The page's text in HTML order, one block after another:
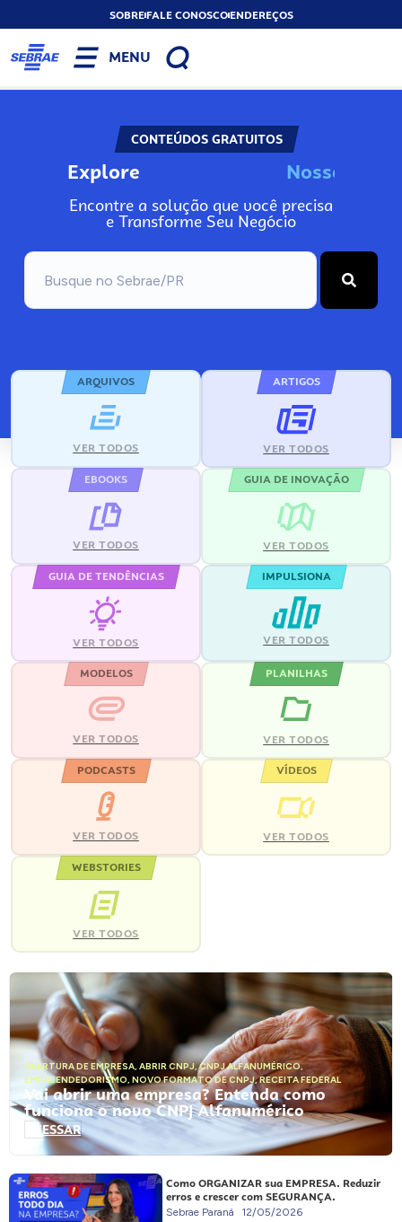
SOBREFALE CONOSCOENDEREÇOS
MENU
CONTEÚDOS GRATUITOS
Explore Nosso
Encontre a solução que você precisa
e Transforme Seu Negócio
ARQUIVOS
VER TODOS
ARTIGOS
VER TODOS
EBOOKS
VER TODOS
GUIA DE INOVAÇÃO
VER TODOS
GUIA DE TENDÊNCIAS
VER TODOS
IMPULSIONA
VER TODOS
MODELOS
VER TODOS
PLANILHAS
VER TODOS
PODCASTS
VER TODOS
VÍDEOS
VER TODOS
WEBSTORIES
VER TODOS
ABERTURA DE EMPRESA, ABRIR CNPJ,CNPJ ALFANUMÉRICO,
EMPREENDEDORISMO, NOVO FORMATO DE CNPJ,RECEITA FEDERAL
Vai abrir uma empresa? Entenda como
funciona o novo CNPJ Alfanumérico
ACESSAR
Como ORGANIZAR sua EMPRESA. Reduzir
erros e crescer com SEGURANÇA.
Sebrae Paraná 12/05/2026